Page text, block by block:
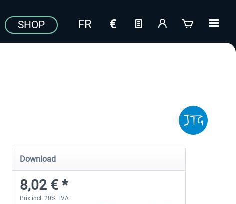
SHOP
Download
8,02 € *
Prix incl. 20% TVA